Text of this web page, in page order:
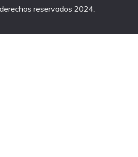
reservados 2024.